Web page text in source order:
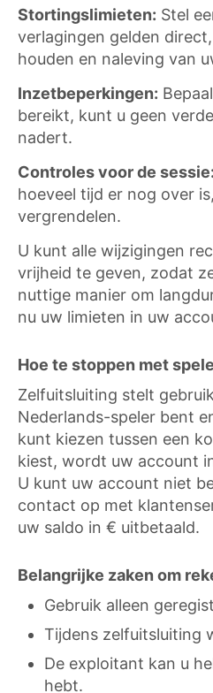
Stortingslimieten: Stel
verlagingen gelden
houden en naleving van
Inzetbeperkingen:
bereikt, kunt u geen
nadert.
Controles voor de sessie:
hoeveel tijd er nog over
vergrendelen.
U kunt alle wijzigingen
vrijheid te geven, zodat
nuttige manier om
nu uw limieten in uw
Hoe te stoppen met
Zelfuitsluiting stelt
Nederlands-speler bent
kunt kiezen tussen een
kiest, wordt uw account
U kunt uw account niet
contact op met
uw saldo in € uitbetaald.
Belangrijke zaken om
Gebruik alleen
Tijdens zelfuitsluiting
De exploitant kan u
hebt.